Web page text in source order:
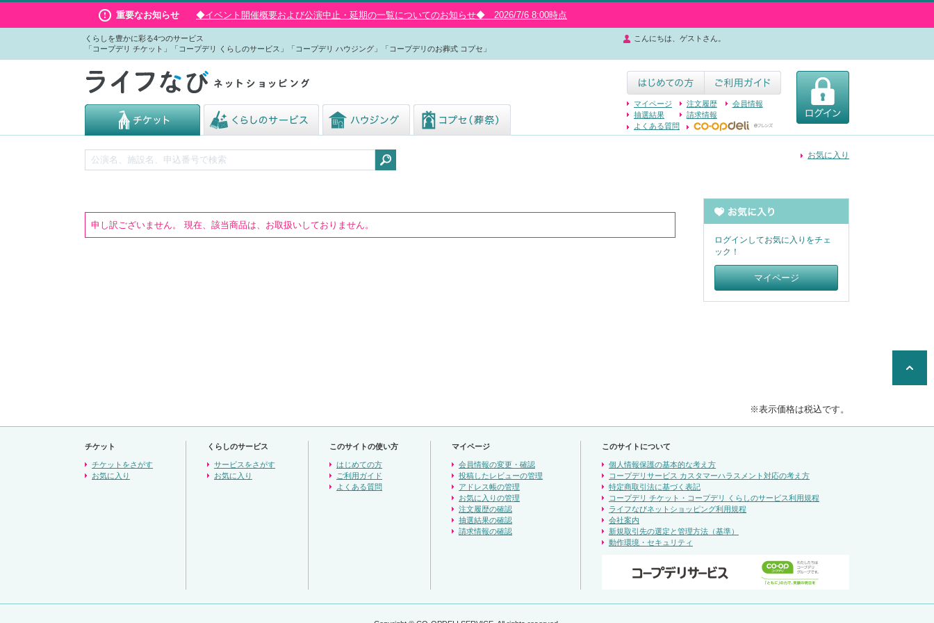
重要なお知らせ ◆イベント開催概要および公演中止・延期の一覧についてのお知らせ◆ 2026/7/6 8:00時点
くらしを豊かに彩る4つのサービス
「コープデリ チケット」「コープデリ くらしのサービス」「コープデリ ハウジング」「コープデリのお葬式 コプセ」
こんにちは、ゲストさん。
マイページ 注文履歴
会員情報
抽選結果
請求情報
よくある質問
お気に入り
申し訳ございません。 現在、該当商品は、お取扱いしておりません。
ログインしてお気に入りをチェ
ック！
マイページ
※表示価格は税込です。
チケット
チケットをさがす
お気に入り
くらしのサービス
サービスをさがす
お気に入り
このサイトの使い方
はじめての方
ご利用ガイド
よくある質問
マイページ
会員情報の変更・確認
投稿したレビューの管理
アドレス帳の管理
お気に入りの管理
注文履歴の確認
抽選結果の確認
請求情報の確認
このサイトについて
個人情報保護の基本的な考え方
コープデリサービス カスタマーハラスメント対応の考え方
特定商取引法に基づく表記
コープデリ チケット・コープデリ くらしのサービス利用規程
ライフなびネットショッピング利用規程
会社案内
新規取引先の選定と管理方法（基準）
動作環境・セキュリティ